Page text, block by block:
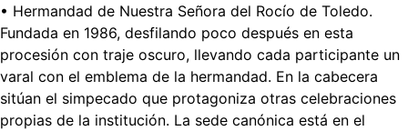
• Hermandad de Nuestra Señora del Rocío de Toledo.
Fundada en 1986, desfilando poco después en esta
procesión con traje oscuro, llevando cada participante un
varal con el emblema de la hermandad. En la cabecera
sitúan el simpecado que protagoniza otras celebraciones
propias de la institución. La sede canónica está en el